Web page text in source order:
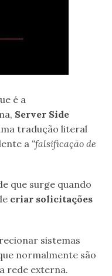
é a
Server Side
tradução literal
a “falsificação de
que surge quando
criar solicitações
sistemas
normalmente são
rede externa.